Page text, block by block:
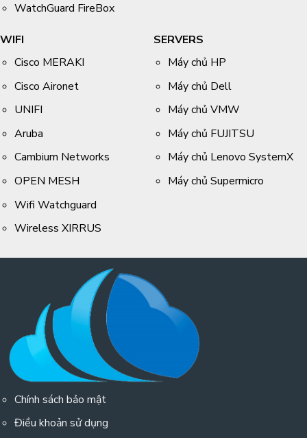
WatchGuard FireBox
WIFI
Cisco MERAKI
Cisco Aironet
UNIFI
Aruba
Cambium Networks
OPEN MESH
Wifi Watchguard
Wireless XIRRUS
SERVERS
Máy chủ HP
Máy chủ Dell
Máy chủ VMW
Máy chủ FUJITSU
Máy chủ Lenovo SystemX
Máy chủ Supermicro
Chính sách bảo mật
Điều khoản sử dụng